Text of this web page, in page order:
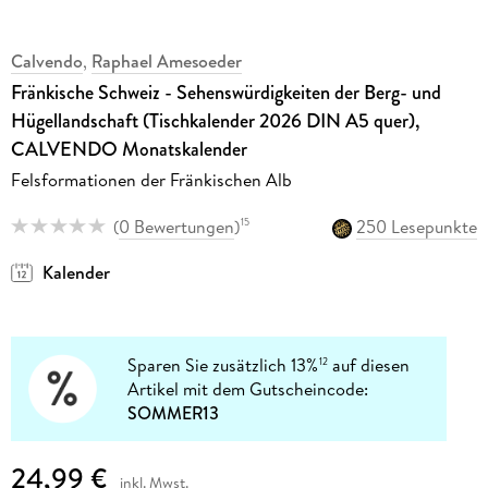
Calvendo, Raphael Amesoeder
Fränkische Schweiz - Sehenswürdigkeiten der Berg- und
Hügellandschaft (Tischkalender 2026 DIN A5 quer),
CALVENDO Monatskalender
Felsformationen der Fränkischen Alb
(0 Bewertungen)15
250 Lesepunkte
Kalender
Sparen Sie zusätzlich 13%12 auf diesen
Artikel mit dem Gutscheincode:
SOMMER13
24,99 € inkl. Mwst.